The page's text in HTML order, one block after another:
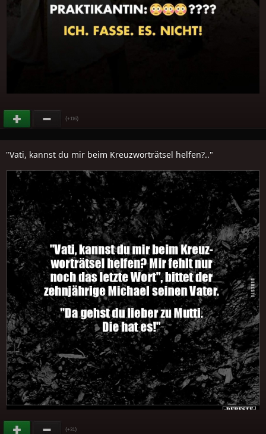
(+116)
"Vati, kannst du mir beim Kreuzworträtsel helfen?.."
(+31)